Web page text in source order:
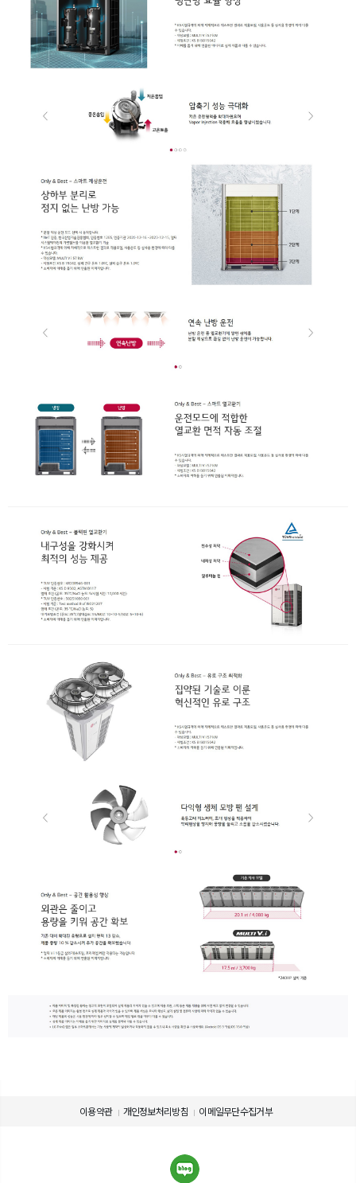
제품 사용에 관련된 정보를 확인하세요.
제품의 사용설명서를 다운로드 받으실 수 있습니다.
이용약관 개인정보처리방침 이메일무단수집거부